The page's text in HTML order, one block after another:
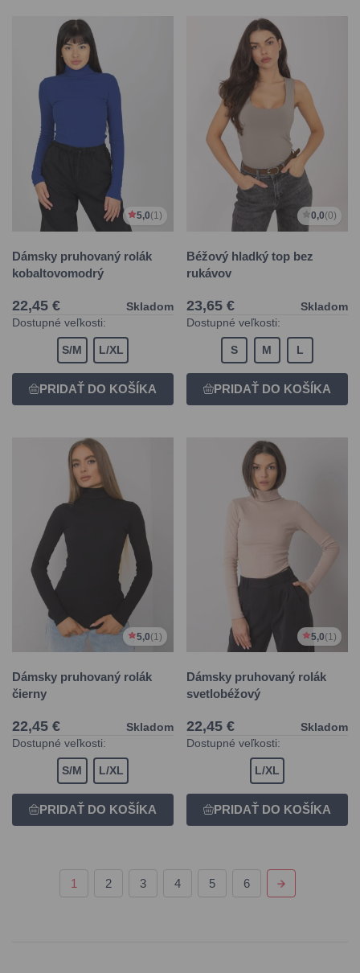
5,0(1)
Dámsky pruhovaný rolák
kobaltovomodrý
22,45 €
Skladom
Dostupné veľkosti:
S/M L/XL
0,0(0)
Béžový hladký top bez
rukávov
23,65 €
Skladom
Dostupné veľkosti:
S M L
5,0(1)
Dámsky pruhovaný rolák
čierny
22,45 €
Skladom
Dostupné veľkosti:
S/M L/XL
5,0(1)
Dámsky pruhovaný rolák
svetlobéžový
22,45 €
Skladom
Dostupné veľkosti:
L/XL
1 2 3 4 5 6